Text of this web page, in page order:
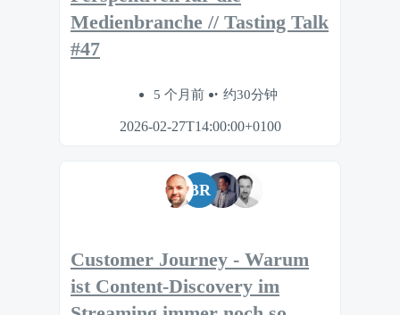
Medienbranche // Tasting Talk
#47
5 个月前 约30分钟
2026-02-27T14:00:00+0100
BR
Customer Journey - Warum
ist Content-Discovery im